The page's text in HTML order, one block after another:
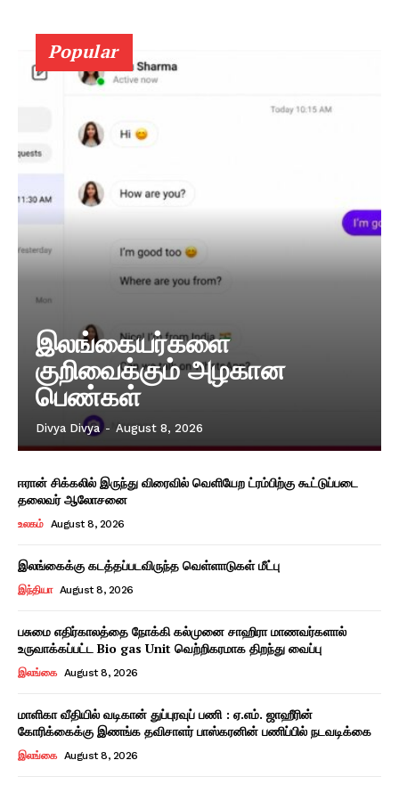
Popular
இலங்கையர்களை
குறிவைக்கும் அழகான
பெண்கள்
Divya Divya - August 8, 2026
ஈரான் சிக்கலில் இருந்து விரைவில் வெளியேற ட்ரம்பிற்கு கூட்டுப்படை
தலைவர் ஆலோசனை
உலகம் August 8, 2026
இலங்கைக்கு கடத்தப்படவிருந்த வெள்ளாடுகள் மீட்பு
இந்தியா August 8, 2026
பசுமை எதிர்காலத்தை நோக்கி கல்முனை சாஹிரா மாணவர்களால்
உருவாக்கப்பட்ட Bio gas Unit வெற்றிகரமாக திறந்து வைப்பு
இலங்கை August 8, 2026
மாளிகா வீதியில் வடிகான் துப்புரவுப் பணி : ஏ.எம். ஜாஹீரின்
கோரிக்கைக்கு இணங்க தவிசாளர் பாஸ்கரனின் பணிப்பில் நடவடிக்கை
இலங்கை August 8, 2026